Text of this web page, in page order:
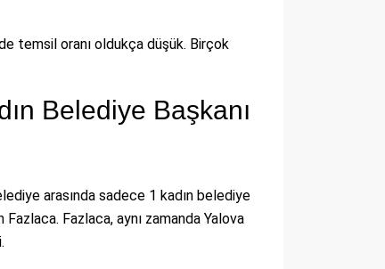
temsil oranı oldukça düşük. Birçok
Belediye Başkanı
arasında sadece 1 kadın belediye
Fazlaca. Fazlaca, aynı zamanda Yalova